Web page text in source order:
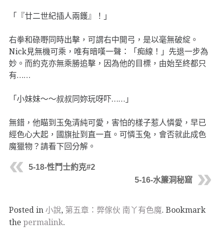
「『廿二世紀插人兩鑊』！」
右拳和碌嘢同時出擊，可謂右中開弓，是以毫無破綻。
Nick見無機可乘，唯有暗嘆一聲：「痴線！」先退一步為
妙。而約克亦無乘勝追擊，因為他的目標，由始至終都只
有……
「小妹妹～～叔叔同妳玩呀吓……」
無錯，他瞄到玉兔清純可愛，害怕的樣子惹人憐愛，早已
經色心大起，國旗扯到直一直。可憐玉兔，會否就此成色
魔獵物？請看下回分解。
5-18-性鬥士約克#2
5-16-水簾洞秘窟
Posted in小說, 第五章：弊傢伙 南丫有色魔. Bookmark
the permalink.